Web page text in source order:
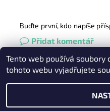
Buďte první, kdo napíše
Přidat komentář
Heureka.cz |
2026 © Kabelky pro
Tento web používá soubory
tohoto webu vyjadřujete